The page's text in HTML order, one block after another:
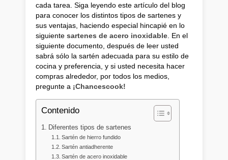
cada tarea. Siga leyendo este artículo del blog
para conocer los distintos tipos de sartenes y
sus ventajas, haciendo especial hincapié en lo
siguiente sartenes de acero inoxidable . En el
siguiente documento, después de leer usted
sabrá sólo la sartén adecuada para su estilo de
cocina y preferencia, y si usted necesita hacer
compras alrededor, por todos los medios,
pregunte a ¡Chancescook!
Contenido
Diferentes tipos de sartenes
Sartén de hierro fundido
Sartén antiadherente
Sartén de acero inoxidable